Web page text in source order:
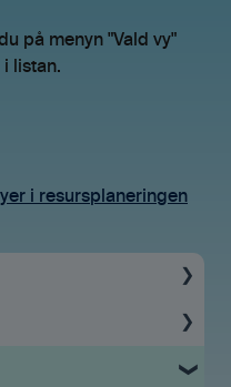
på menyn "Vald vy"
listan.
i resursplaneringen